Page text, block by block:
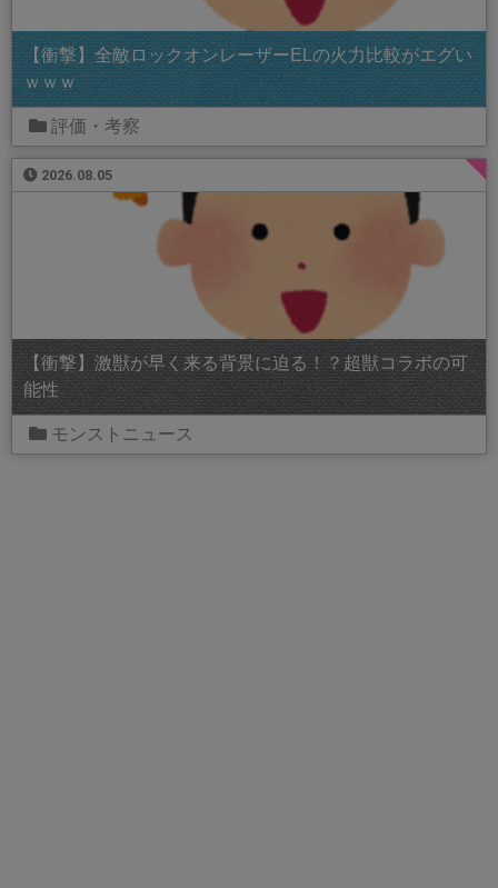
【衝撃】全敵ロックオンレーザーELの火力比較がエグい
ｗｗｗ
評価・考察
2026.08.05
【衝撃】激獣が早く来る背景に迫る！？超獣コラボの可
能性
モンストニュース